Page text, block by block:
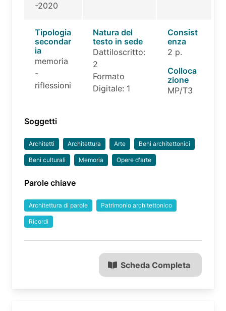
-2020
Tipologia
secondar
ia
memoria
-
riflessioni
Natura del
testo in sede
Dattiloscritto:
2
Formato
Digitale: 1
Consist
enza
2 p.
Colloca
zione
MP/T3
Soggetti
Architetti Architettura Arte Beni architettonici
Beni culturali Memoria Opere d'arte
Parole chiave
Architettura di parole Patrimonio architettonico
Ricordi
Scheda Completa